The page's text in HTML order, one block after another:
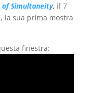
of Simultaneity, il 7
, la sua prima mostra
finestra: